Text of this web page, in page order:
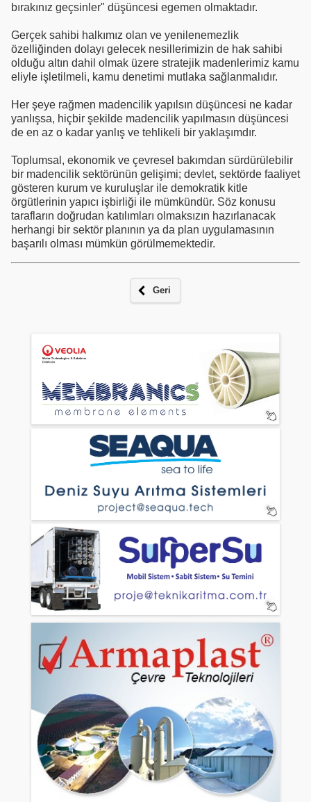
bırakınız geçsinler" düşüncesi egemen olmaktadır.
Gerçek sahibi halkımız olan ve yenilenemezlik
özelliğinden dolayı gelecek nesillerimizin de hak sahibi
olduğu altın dahil olmak üzere stratejik madenlerimiz kamu
eliyle işletilmeli, kamu denetimi mutlaka sağlanmalıdır.
Her şeye rağmen madencilik yapılsın düşüncesi ne kadar
yanlışsa, hiçbir şekilde madencilik yapılmasın düşüncesi
de en az o kadar yanlış ve tehlikeli bir yaklaşımdır.
Toplumsal, ekonomik ve çevresel bakımdan sürdürülebilir
bir madencilik sektörünün gelişimi; devlet, sektörde faaliyet
gösteren kurum ve kuruluşlar ile demokratik kitle
örgütlerinin yapıcı işbirliği ile mümkündür. Söz konusu
tarafların doğrudan katılımları olmaksızın hazırlanacak
herhangi bir sektör planının ya da plan uygulamasının
başarılı olması mümkün görülmemektedir.
Geri